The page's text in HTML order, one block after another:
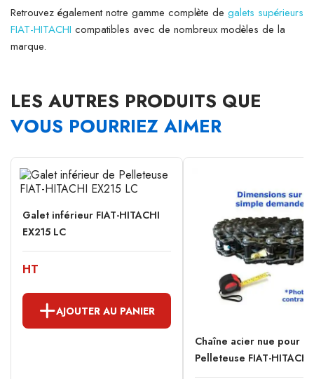
Retrouvez également notre gamme complète de galets supérieurs
FIAT-HITACHI compatibles avec de nombreux modèles de la
marque.
LES AUTRES PRODUITS QUE
VOUS POURRIEZ AIMER
Galet inférieur FIAT-HITACHI
EX215 LC
HT
AJOUTER AU PANIER
Chaîne acier nue pour
Pelleteuse FIAT-